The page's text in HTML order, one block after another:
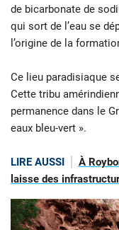
de bicarbonate de
qui sort de l’eau se
l’origine de la
Ce lieu paradisiaque
Cette tribu
permanence dans le
eaux bleu-vert ».
LIRE AUSSI
À
laisse des